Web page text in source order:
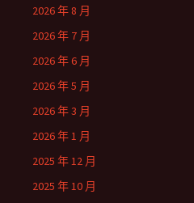
2026 年 8 月
2026 年 7 月
2026 年 6 月
2026 年 5 月
2026 年 3 月
2026 年 1 月
2025 年 12 月
2025 年 10 月